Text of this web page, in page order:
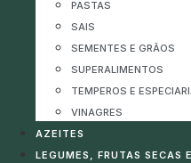
PASTAS
SAIS
SEMENTES E GRÃOS
SUPERALIMENTOS
TEMPEROS E
VINAGRES
AZEITES
LEGUMES, FRUTAS SECAS